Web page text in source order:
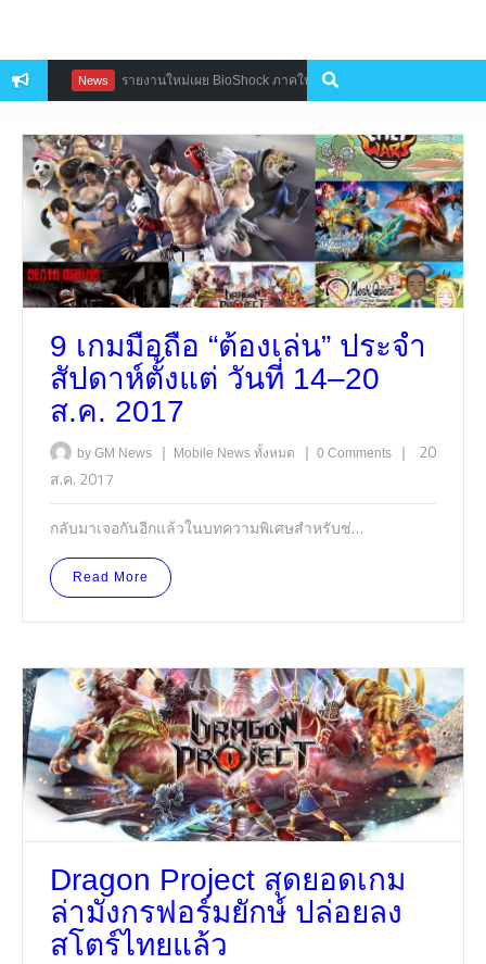
News รายงานใหม่เผย BioShock ภาคใหม่อยู่ในการพัฒนาภายใต้สตูดิโอลับ
9 เกมมือถือ “ต้องเล่น” ประจำ
สัปดาห์ตั้งแต่ วันที่ 14–20
ส.ค. 2017
by GM News | Mobile News ทั้งหมด | 0 Comments |
20
ส.ค. 2017
กลับมาเจอกันอีกแล้วในบทความพิเศษสำหรับช่…
Read More
Dragon Project สุดยอดเกม
ล่ามังกรฟอร์มยักษ์ ปล่อยลง
สโตร์ไทยแล้ว